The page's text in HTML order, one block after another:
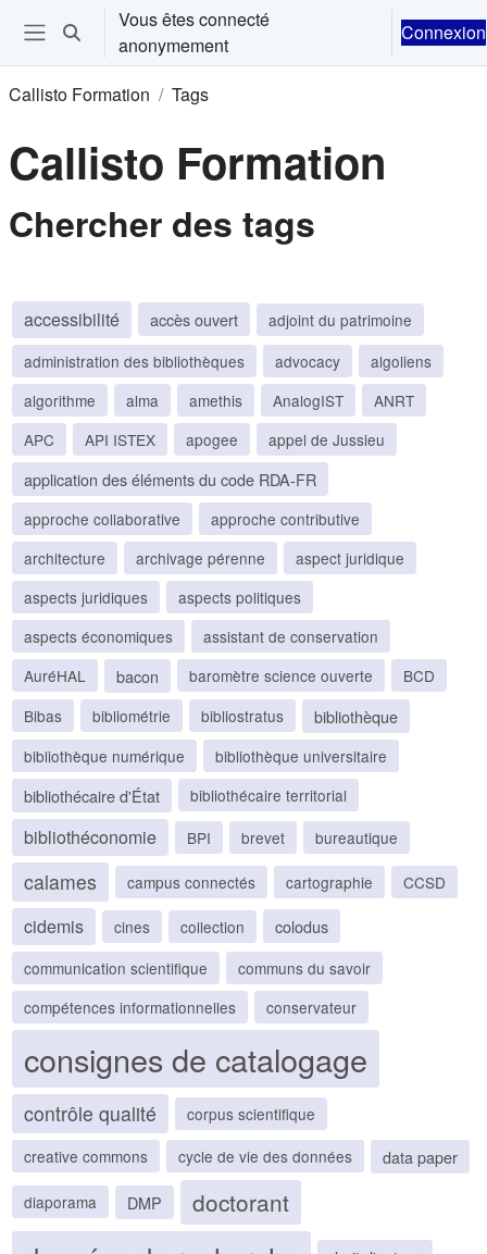
Passer au contenu principal
Ouvrir le menu de navigation
Activer/désactiver la saisie de recherche
Vous êtes connecté
anonymement
Connexion
Callisto Formation Tags
Callisto Formation
Chercher des tags
accessibilité accès ouvert
adjoint du patrimoine
administration des bibliothèques
advocacy
algoliens
algorithme
alma amethis AnalogIST
ANRT
APC
API ISTEX apogee appel de Jussieu
application des éléments du code RDA-FR
approche collaborative
approche contributive
architecture
archivage pérenne
aspect juridique
aspects juridiques
aspects politiques
aspects économiques
assistant de conservation
AuréHAL
bacon baromètre science ouverte
BCD
Bibas
bibliométrie bibliostratus bibliothèque
bibliothèque numérique bibliothèque universitaire
bibliothécaire d'État bibliothécaire territorial
bibliothéconomie BPI brevet bureautique
calames campus connectés cartographie CCSD
cidemis cines collection colodus
communication scientifique
communs du savoir
compétences informationnelles
conservateur
consignes de catalogage
contrôle qualité
corpus scientifique
creative commons
cycle de vie des données data paper
diaporama DMP doctorant